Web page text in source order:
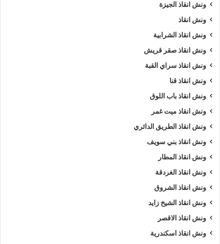
ونش انقاذ الجيزة
ونش انقاذ
ونش انقاذ الشرابية
ونش انقاذ صقر قريش
ونش انقاذ سراي القبة
ونش انقاذ قنا
ونش انقاذ باب اللوق
ونش انقاذ ميت غمر
ونش انقاذ الطريق الدائري
ونش انقاذ بني سويف
ونش انقاذ المطار
ونش انقاذ الغردقة
ونش انقاذ الشروق
ونش انقاذ الشيخ زايد
ونش انقاذ الاقصر
ونش انقاذ اسكندرية